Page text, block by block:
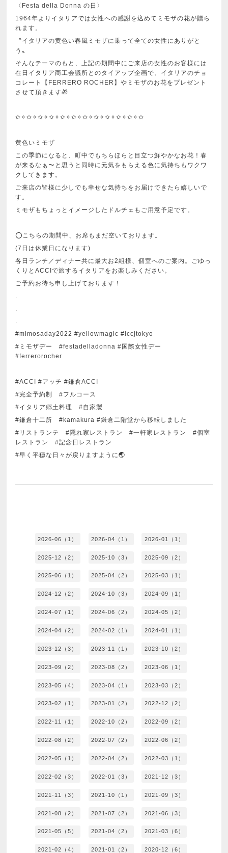
〈Festa della Donna の日〉
1964年よりイタリアでは女性への感謝を込めてミモザの花が贈ら
れます。
〝イタリアの黄色い春風ミモザに乗って全ての女性にありがと
う〟
そんなテーマのもと、上記の期間中にご来店の女性のお客様には
在日イタリア商工会議所とのタイアップ企画で、イタリアのチョ
コレート【FERRERO ROCHER】やミモザのお花をプレゼント
させて頂きます🎁
✩✧✩✧✩✧✩✧✩✧✩✧✩✧✩✧✩✧✩✧✩✧✩
黄色いミモザ
この季節になると、町中でもちらほらと目立つ鮮やかなお花！春
が来るなぁ〜と思うと同時に元気をもらえる色に気持ちもワクワ
クしてきます。
ご来店の皆様に少しでも幸せな気持ちをお届けできたら嬉しいで
す。
ミモザもちょっとイメージしたドルチェもご用意予定です。
⭕️こちらの期間中、お席もまだ空いております。
(7日は休業日になります)
各日ランチ／ディナー共に最大お2組様、個室へのご案内。ごゆっ
くりとACCIで旅するイタリアをお楽しみください。
ご予約お待ち申し上げております！
.
#mimosaday2022 #yellowmagic #iccjtokyo
#ミモザデー #festadelladonna #国際女性デー
#ferrerorocher
#ACCI #アッチ #鎌倉ACCI
#完全予約制 #フルコース
#イタリア郷土料理 #自家製
#鎌倉十二所 #kamakura #鎌倉二階堂から移転しました
#リストランテ #隠れ家レストラン #一軒家レストラン #個室
レストラン #記念日レストラン
#早く平穏な日々が戻りますように🌏
2026-06（1） 2026-04（1） 2026-01（1）
2025-12（2） 2025-10（3） 2025-09（2）
2025-06（1） 2025-04（2） 2025-03（1）
2024-12（2） 2024-10（3） 2024-09（1）
2024-07（1） 2024-06（2） 2024-05（2）
2024-04（2） 2024-02（1） 2024-01（1）
2023-12（3） 2023-11（1） 2023-10（2）
2023-09（2） 2023-08（2） 2023-06（1）
2023-05（4） 2023-04（1） 2023-03（2）
2023-02（1） 2023-01（2） 2022-12（2）
2022-11（1） 2022-10（2） 2022-09（2）
2022-08（2） 2022-07（2） 2022-06（2）
2022-05（1） 2022-04（2） 2022-03（1）
2022-02（3） 2022-01（3） 2021-12（3）
2021-11（3） 2021-10（1） 2021-09（3）
2021-08（2） 2021-07（2） 2021-06（3）
2021-05（5） 2021-04（2） 2021-03（6）
2021-02（4） 2021-01（2） 2020-12（6）